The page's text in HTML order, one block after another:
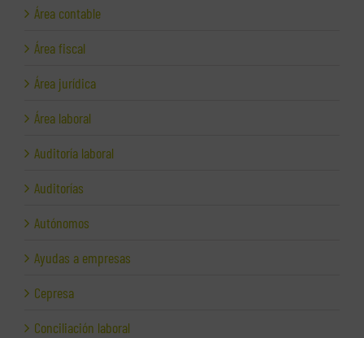
Área contable
Área fiscal
Área jurídica
Área laboral
Auditoría laboral
Auditorías
Autónomos
Ayudas a empresas
Cepresa
Conciliación laboral